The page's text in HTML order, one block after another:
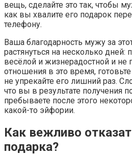
вещь, сделайте это так, чтобы
как вы хвалите его подарок
телефону.
Ваша благодарность мужу за
растянуться на несколько дней:
весёлой и жизнерадостной и не
отношения в это время,
не упрекайте его лишний раз.
что вы в результате получения
пребываете после этого
какой-то эйфории.
Как вежливо
подарка?